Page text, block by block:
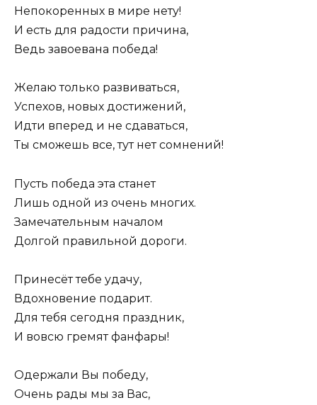
Непокоренных в мире нету!
И есть для радости причина,
Ведь завоевана победа!
Желаю только развиваться,
Успехов, новых достижений,
Идти вперед и не сдаваться,
Ты сможешь все, тут нет сомнений!
Пусть победа эта станет
Лишь одной из очень многих.
Замечательным началом
Долгой правильной дороги.
Принесёт тебе удачу,
Вдохновение подарит.
Для тебя сегодня праздник,
И вовсю гремят фанфары!
Одержали Вы победу,
Очень рады мы за Вас,